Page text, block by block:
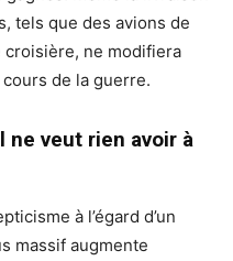
tels que des avions de
croisière, ne modifiera
de la guerre.
ne veut rien avoir à
à l’égard d’un
massif augmente